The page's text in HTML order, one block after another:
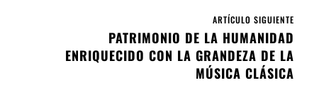
ARTÍCULO SIGUIENTE
PATRIMONIO DE LA HUMANIDAD
ENRIQUECIDO CON LA GRANDEZA DE LA
MÚSICA CLÁSICA